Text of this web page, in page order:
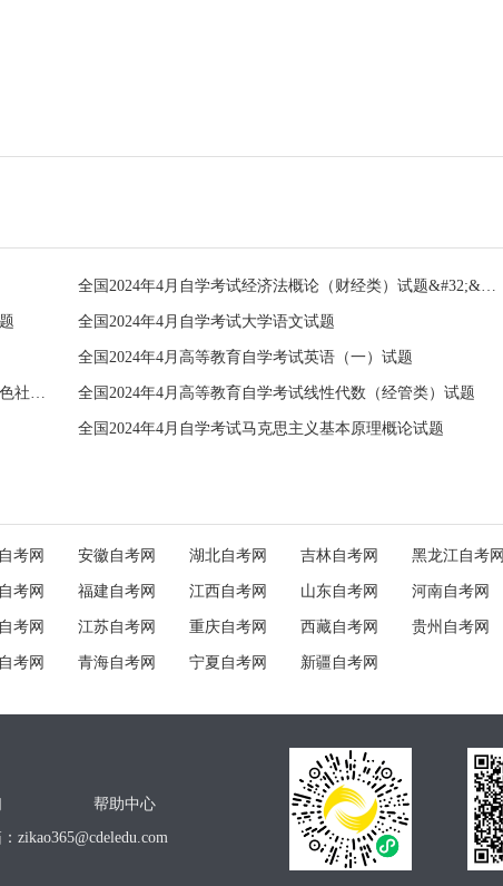
全国2024年4月自学考试经济法概论（财经类）试题&#32;&#32;
全国2024年4月自学考试大学语文试题
全国2024年4月高等教育自学考试英语（一）试题
全国2024年4月高等教育自学考试毛泽东思想和中国特色社会主义理论体系概论试题 全国2024年4月高等教育自学考试线性代数（经管类）试题
全国2024年4月自学考试马克思主义基本原理概论试题
考网 安徽自考网 湖北自考网 吉林自考网 黑龙江自考网
考网 福建自考网 江西自考网 山东自考网 河南自考网
考网 江苏自考网 重庆自考网 西藏自考网 贵州自考网
考网 青海自考网 宁夏自考网 新疆自考网
帮助中心
zikao365@cdeledu.com